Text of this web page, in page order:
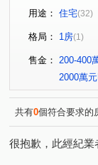
精誠二十
惠宇世紀
太子龍(1)
翰陽尊邸
華美西街
忠明南路
美村路二
大墩十七
用途： 住宅(32)
格局： 1房(1)
售金： 200-400
2000萬
共有0個符合要求的
很抱歉，此經紀業